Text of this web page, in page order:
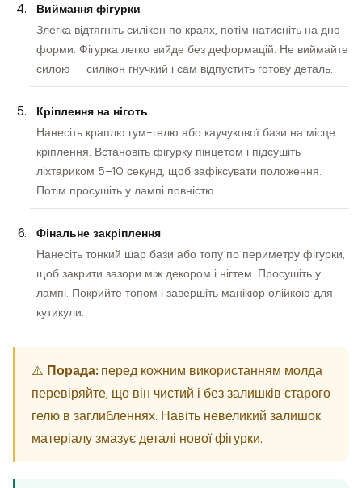
Виймання фігурки
Злегка відтягніть силікон по краях, потім натисніть на дно
форми. Фігурка легко вийде без деформацій. Не виймайте
силою — силікон гнучкий і сам відпустить готову деталь.
Кріплення на ніготь
Нанесіть краплю гум-гелю або каучукової бази на місце
кріплення. Встановіть фігурку пінцетом і підсушіть
ліхтариком 5–10 секунд, щоб зафіксувати положення.
Потім просушіть у лампі повністю.
Фінальне закріплення
Нанесіть тонкий шар бази або топу по периметру фігурки,
щоб закрити зазори між декором і нігтем. Просушіть у
лампі. Покрийте топом і завершіть манікюр олійкою для
кутикули.
⚠️ Порада:перед кожним використанням молда
перевіряйте, що він чистий і без залишків старого
гелю в заглибленнях. Навіть невеликий залишок
матеріалу змазує деталі нової фігурки.